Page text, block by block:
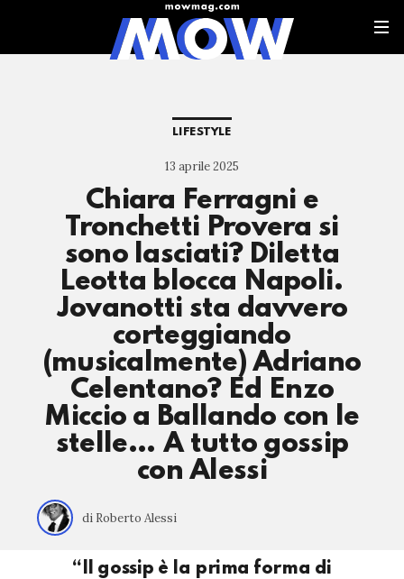
LIFESTYLE
13 aprile 2025
Chiara Ferragni e
Tronchetti Provera si
sono lasciati? Diletta
Leotta blocca Napoli.
Jovanotti sta davvero
corteggiando
(musicalmente) Adriano
Celentano? Ed Enzo
Miccio a Ballando con le
stelle… A tutto gossip
con Alessi
di Roberto Alessi
“Il gossip è la prima forma di